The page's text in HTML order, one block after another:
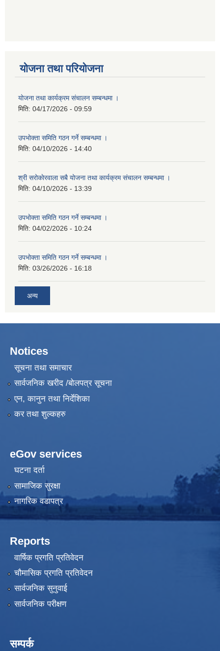
योजना तथा परियोजना
योजना तथा कार्यक्रम संचालन सम्बन्धमा ।
मिति: 04/17/2026 - 09:59
उपभोक्ता समिति गठन गर्ने सम्बन्धमा ।
मिति: 04/10/2026 - 14:40
श्री सरोकाेरवाला सबै योजना तथा कार्यक्रम संचालन सम्बन्धमा ।
मिति: 04/10/2026 - 13:39
उपभोक्ता समिति गठन गर्ने सम्बन्धमा ।
मिति: 04/02/2026 - 10:24
उपभोक्ता समिति गठन गर्ने सम्बन्धमा ।
मिति: 03/26/2026 - 16:18
अन्य
Notices
सूचना तथा समाचार
सार्वजनिक खरीद /बोलपत्र सूचना
एन, कानुन तथा निर्देशिका
कर तथा शुल्कहरु
eGov services
घटना दर्ता
सामाजिक सुरक्षा
नागरिक वडापत्र
Reports
वार्षिक प्रगति प्रतिवेदन
चौमासिक प्रगति प्रतिवेदन
सार्वजनिक सुनुवाई
सार्वजनिक परीक्षण
सम्पर्क